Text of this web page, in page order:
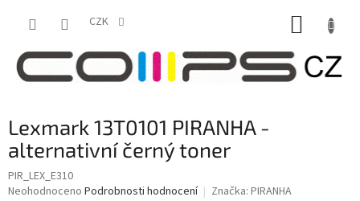
CZK
Lexmark 13T0101 PIRANHA -
alternativní černý toner
PIR_LEX_E310
Průměrné
Neohodnoceno Podrobnosti hodnocení Značka: PIRANHA